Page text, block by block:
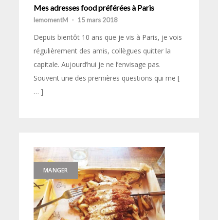
Mes adresses food préférées à Paris
lemomentM - 15 mars 2018
Depuis bientôt 10 ans que je vis à Paris, je vois
régulièrement des amis, collègues quitter la
capitale. Aujourd’hui je ne l’envisage pas.
Souvent une des premières questions qui me [
… ]
MANGER